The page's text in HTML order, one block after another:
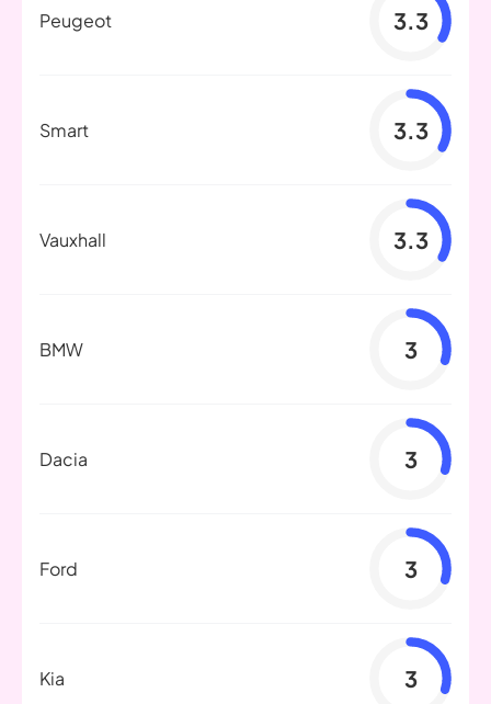
Peugeot 3.3
Smart 3.3
Vauxhall 3.3
BMW 3
Dacia 3
Ford 3
Kia 3